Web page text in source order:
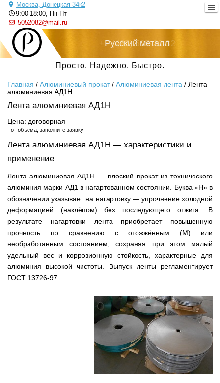
Москва, Донецкая 34к2
9:00-18:00, Пн-Пт
5052082@mail.ru
Русский металл
+7 (495) 505-20-82
Просто. Надежно. Быстро.
Главная / Алюминиевый прокат/ Алюминиевая лента / Лента
алюминиевая АД1Н
Лента алюминиевая АД1Н
Цена: договорная
- от объёма, заполните заявку
Лента алюминиевая АД1Н — характеристики и
применение
Лента алюминиевая АД1Н — плоский прокат из технического
алюминия марки АД1 в нагартованном состоянии. Буква «Н» в
обозначении указывает на нагартовку — упрочнение холодной
деформацией (наклёпом) без последующего отжига. В
результате нагартовки лента приобретает повышенную
прочность по сравнению с отожжённым (М) или
необработанным состоянием, сохраняя при этом малый
удельный вес и коррозионную стойкость, характерные для
алюминия высокой чистоты. Выпуск ленты регламентирует
ГОСТ 13726-97.